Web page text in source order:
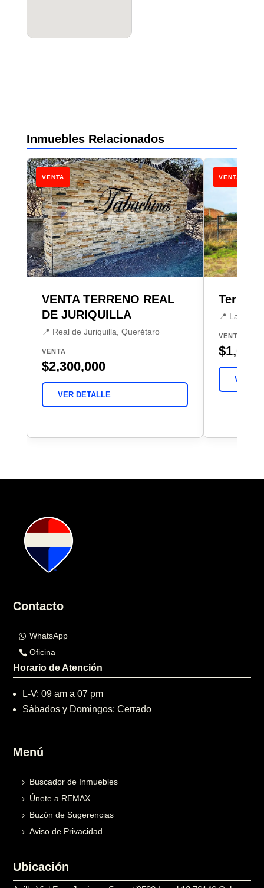
Inmuebles Relacionados
VENTA
VENTA TERRENO REAL
DE JURIQUILLA
📍 Real de Juriquilla, Querétaro
VENTA
$2,300,000
VER DETALLE
VENTA
📍 Las
VENTA
VER
Contacto
WhatsApp
Oficina
Horario de Atención
L-V: 09 am a 07 pm
Sábados y Domingos: Cerrado
Menú
Buscador de Inmuebles
Únete a REMAX
Buzón de Sugerencias
Aviso de Privacidad
Ubicación